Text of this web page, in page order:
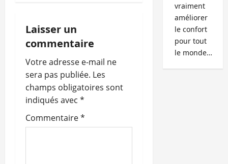
a
t
i
o
n
d
Laisser un
commentaire
Votre adresse e-mail ne
sera pas publiée. Les
champs obligatoires sont
indiqués avec *
Commentaire*
vraiment
améliorer
le confort
pour tout
le monde…